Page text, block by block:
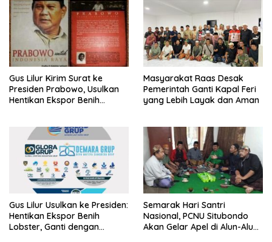
Kepastian
Gus Lilur Kirim Surat ke
Presiden Prabowo, Usulkan
Hentikan Ekspor Benih
Masyarakat Raas Desak
Pemerintah Ganti Kapal Feri
yang Lebih Layak dan Aman
Gus Lilur Usulkan ke Presiden:
Hentikan Ekspor Benih
Lobster, Ganti dengan
Semarak Hari Santri
Nasional, PCNU Situbondo
Akan Gelar Apel di Alun-Alun